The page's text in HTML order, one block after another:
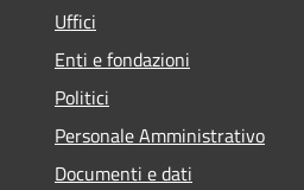
Uffici
Enti e fondazioni
Politici
Personale Amministrativo
Documenti e dati